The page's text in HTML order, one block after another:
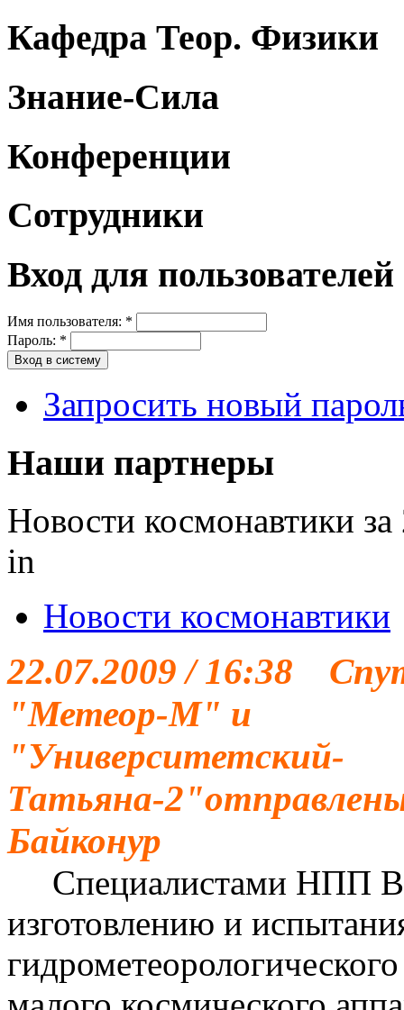
Кафедра Теор. Физики
Знание-Сила
Конференции
Сотрудники
Вход для пользователей
Имя пользователя: *
Пароль: *
Запросить новый
Наши партнеры
Новости космонавтики
in
Новости космонавтики
22.07.2009 / 16:38
"Метеор-М" и
"Университетский-
Татьяна-
Байконур
Специалистами НПП
изготовлению и